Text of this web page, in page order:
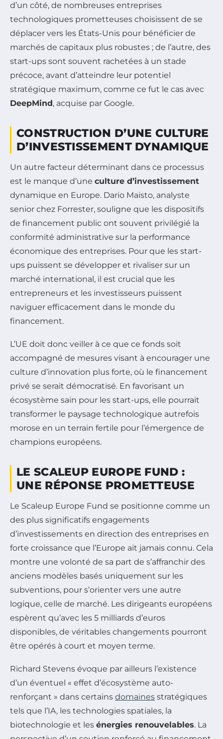
d’un côté, de nombreuses entreprises
technologiques prometteuses choisissent de se
déplacer vers les États-Unis pour bénéficier de
marchés de capitaux plus robustes ; de l’autre, des
start-ups sont souvent rachetées à un stade
précoce, avant d’atteindre leur potentiel
stratégique maximum, comme ce fut le cas avec
DeepMind, acquise par Google.
CONSTRUCTION D’UNE CULTURE
D’INVESTISSEMENT DYNAMIQUE
Un autre facteur déterminant dans ce processus
est le manque d’une culture d’investissement
dynamique en Europe. Dario Maisto, analyste
senior chez Forrester, souligne que les dispositifs
de financement public ont souvent privilégié la
conformité administrative sur la performance
économique des entreprises. Pour que les start-
ups puissent se développer et rivaliser sur un
marché international, il est crucial que les
entrepreneurs et les investisseurs puissent
naviguer efficacement dans le monde du
financement.
L’UE doit donc veiller à ce que ce fonds soit
accompagné de mesures visant à encourager une
culture d’innovation plus forte, où le financement
privé se serait démocratisé. En favorisant un
écosystème sain pour les start-ups, elle pourrait
transformer le paysage technologique autrefois
morose en un terrain fertile pour l’émergence de
champions européens.
LE SCALEUP EUROPE FUND :
UNE RÉPONSE PROMETTEUSE
Le Scaleup Europe Fund se positionne comme un
des plus significatifs engagements
d’investissements en direction des entreprises en
forte croissance que l’Europe ait jamais connu. Cela
montre une volonté de sa part de s’affranchir des
anciens modèles basés uniquement sur les
subventions, pour s’orienter vers une autre
logique, celle de marché. Les dirigeants européens
espèrent qu’avec les 5 milliards d’euros
disponibles, de véritables changements pourront
être opérés à court et moyen terme.
Richard Stevens évoque par ailleurs l’existence
d’un éventuel « effet d’écosystème auto-
renforçant » dans certains domaines stratégiques
tels que l’IA, les technologies spatiales, la
biotechnologie et les énergies renouvelables. La